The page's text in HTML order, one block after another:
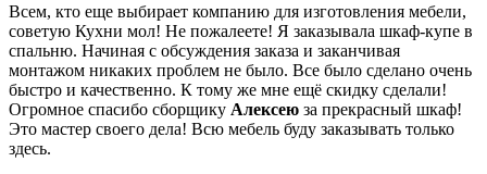
Всем, кто еще выбирает компанию для изготовления мебели,
советую Кухни мол! Не пожалеете! Я заказывала шкаф-купе в
спальню. Начиная с обсуждения заказа и заканчивая
монтажом никаких проблем не было. Все было сделано очень
быстро и качественно. К тому же мне ещё скидку сделали!
Огромное спасибо сборщику Алексею за прекрасный шкаф!
Это мастер своего дела! Всю мебель буду заказывать только
здесь.